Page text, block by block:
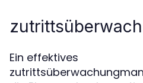
Ein effektives